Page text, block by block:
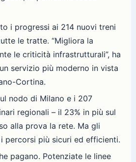
i progressi ai 214 nuovi treni
le tratte. “Migliora la
le criticità infrastrutturali”, ha
servizio più moderno in vista
Cortina.
nodo di Milano e i 207
regionali – il 23% in più sul
alla prova la rete. Ma gli
percorsi più sicuri ed efficienti.
pagano. Potenziate le linee